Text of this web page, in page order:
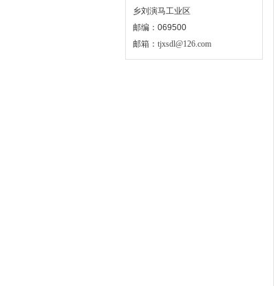
乡刘演马工业区
邮编：069500
邮箱： tjxsdl@126.com